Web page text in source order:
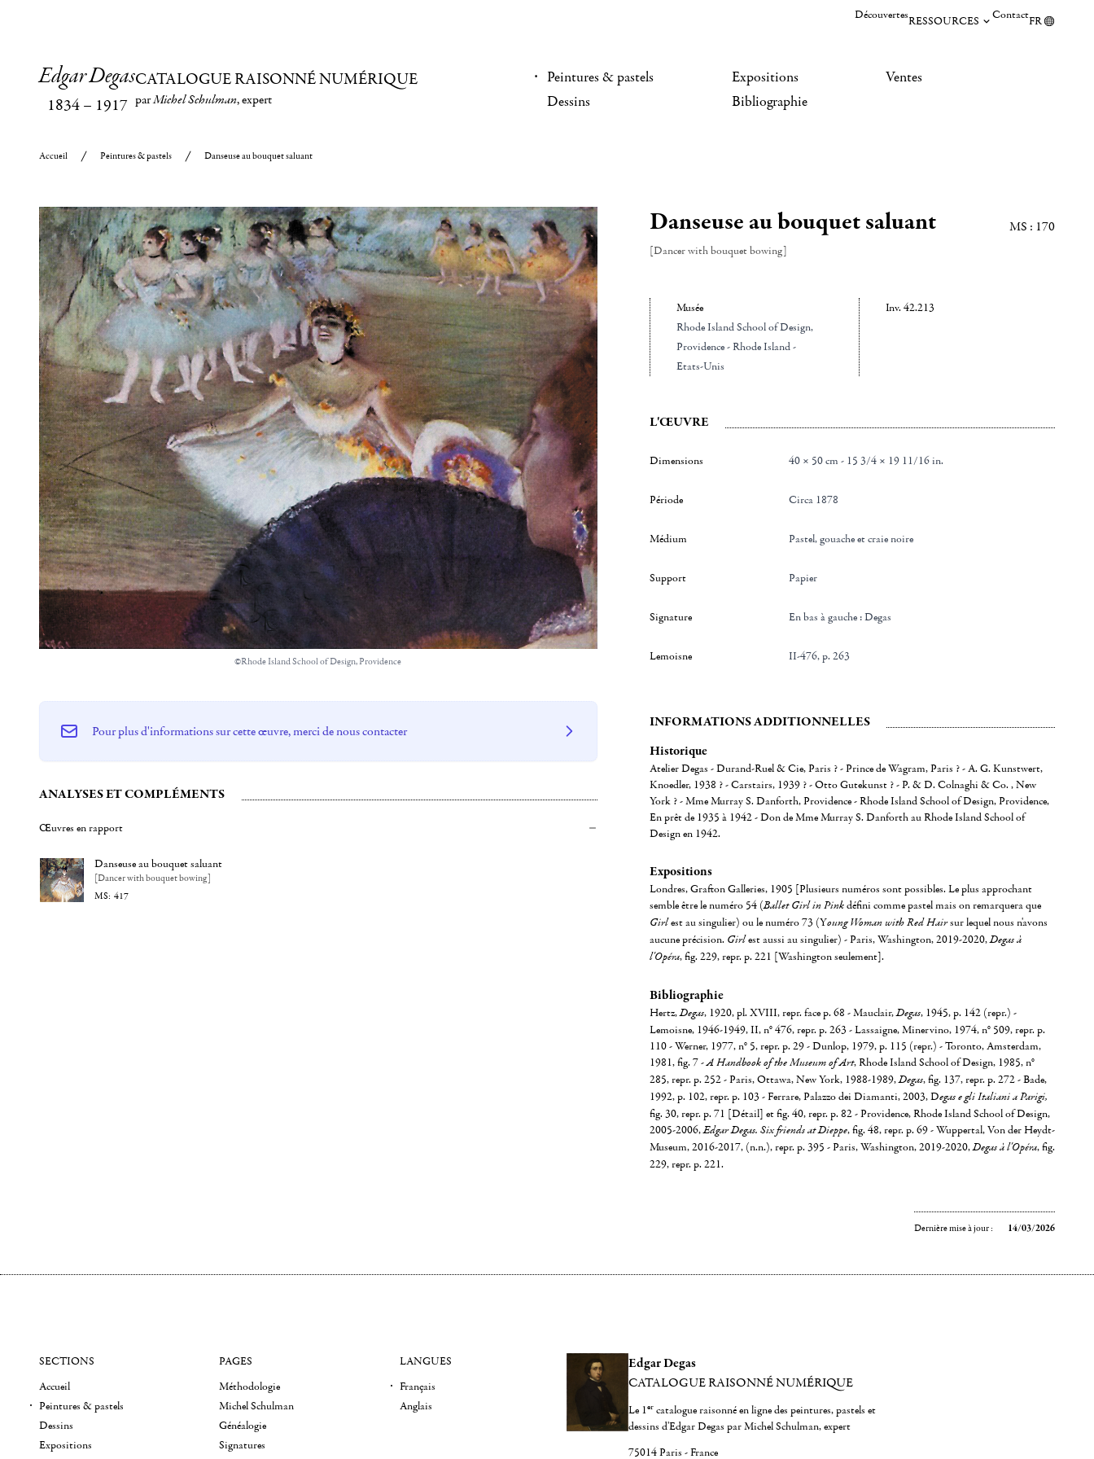
DécouvertesRESSOURCES ContactFR
Edgar Degas
1834– 1917
CATALOGUE RAISONNÉ NUMÉRIQUE
parMichel Schulman, expert
Peintures & pastels
Dessins
Expositions
Bibliographie
Ventes
Accueil Peintures & pastels Danseuse au bouquet saluant
©Rhode Island School of Design, Providence
Danseuse au bouquet saluant
[Dancer with bouquet bowing]
MS : 170
Musée
Rhode Island School of Design,
Providence - Rhode Island -
Etats-Unis
Inv. 42.213
L'ŒUVRE
Dimensions 40 × 50 cm - 15 3/4 × 19 11/16 in.
Période Circa 1878
Médium Pastel, gouache et craie noire
Support Papier
Signature en bas à gauche : Degas
Lemoisne II-476, p. 263
INFORMATIONS ADDITIONNELLES
Historique
Atelier Degas - Durand-Ruel & Cie, Paris ? - Prince de Wagram, Paris ? - A. G. Kunstwert,
Knoedler, 1938 ? - Carstairs, 1939 ? - Otto Gutekunst ? - P. & D. Colnaghi & Co. , New
York ? - Mme Murray S. Danforth, Providence - Rhode Island School of Design, Providence,
En prêt de 1935 à 1942 - Don de Mme Murray S. Danforth au Rhode Island School of
Design en 1942.
Expositions
Londres, Grafton Galleries, 1905 [Plusieurs numéros sont possibles. Le plus approchant
semble être le numéro 54 (Ballet Girl in Pinkdéfini comme pastel mais on remarquera que
Girlest au singulier) ou le numéro 73 (Young Woman with Red Hairsur lequel nous n'avons
aucune précision. Girlest aussi au singulier) - Paris, Washington, 2019-2020,Degas à
l'Opéra, fig. 229, repr. p. 221 [Washington seulement].
Bibliographie
Hertz,Degas, 1920, pl. XVIII, repr. face p. 68 - Mauclair,Degas, 1945, p. 142 (repr.) -
Lemoisne, 1946-1949, II, n° 476, repr. p. 263 - Lassaigne, Minervino, 1974, n° 509, repr. p.
110 - Werner, 1977, n° 5, repr. p. 29 - Dunlop, 1979, p. 115 (repr.) - Toronto, Amsterdam,
1981, fig. 7 -A Handbook of the Museum of Art, Rhode Island School of Design, 1985, n°
285, repr. p. 252 - Paris, Ottawa, New York, 1988-1989,Degas, fig. 137, repr. p. 272 - Bade,
1992, p. 102, repr. p. 103 - Ferrare, Palazzo dei Diamanti, 2003, Degas e gli Italiani a Parigi,
fig. 30, repr. p. 71 [Détail] et fig. 40, repr. p. 82 - Providence, Rhode Island School of Design,
2005-2006,Edgar Degas. Six friends at Dieppe, fig. 48, repr. p. 69 - Wuppertal, Von der Heydt-
Museum, 2016-2017, (n.n.), repr. p. 395 - Paris, Washington, 2019-2020,Degas à l'Opéra, fig.
229, repr. p. 221.
Dernière mise à jour : 14/03/2026
Pour plus d'informations sur cette œuvre, merci de nous contacter
ANALYSES ET COMPLÉMENTS
Œuvres en rapport
Danseuse au bouquet saluant
[Dancer with bouquet bowing]
417
Edgar Degas
CATALOGUE RAISONNÉ NUMÉRIQUE
Le 1er catalogue raisonné en ligne des peintures, pastels et
dessins d'Edgar Degas par Michel Schulman, expert
75014 Paris - France
SECTIONS
Accueil
Peintures & pastels
Dessins
Expositions
PAGES
Méthodologie
Michel Schulman
Généalogie
Signatures
LANGUES
Français
Anglais